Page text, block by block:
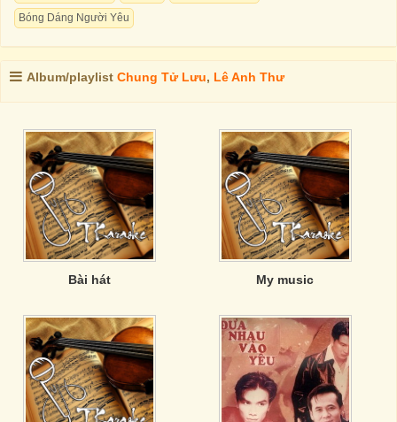
Bóng Dáng Người Yêu
Album/playlist Chung Tử Lưu, Lê Anh Thư
Bài hát My music